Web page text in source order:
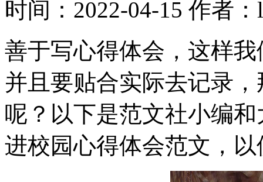
时间：2022-04-15 作者：
善于写心得体会，这样
并且要贴合实际去记录
呢？以下是范文社小编
进校园心得体会范文，